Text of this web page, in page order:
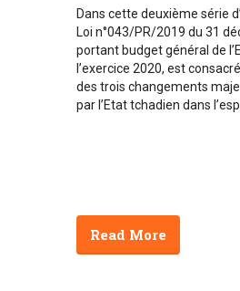
Dans cette deuxième série
Loi n°043/PR/2019 du 31
portant budget général de
l’exercice 2020, est
des trois changements
par l’Etat tchadien dans
Read More